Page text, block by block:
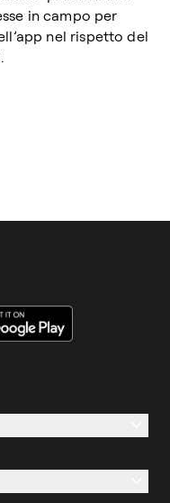
in campo per
nel rispetto del